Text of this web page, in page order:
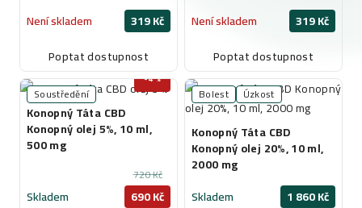
Není skladem
319 Kč
Poptat dostupnost
Není skladem
319 Kč
Poptat dostupnost
Soustředění
-4 %
Konopný Táta CBD
Konopný olej 5%, 10 ml,
500 mg
Skladem
720 Kč
690 Kč
Bolest Úzkost
Konopný Táta CBD
Konopný olej 20%, 10 ml,
2000 mg
Skladem
1 860 Kč